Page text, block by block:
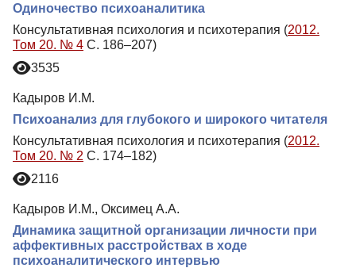
Одиночество психоаналитика
Консультативная психология и психотерапия (2012.
Том 20. № 4 С. 186–207)
3535
Кадыров И.М.
Психоанализ для глубокого и широкого читателя
Консультативная психология и психотерапия (2012.
Том 20. № 2 С. 174–182)
2116
Кадыров И.М., Оксимец А.А.
Динамика защитной организации личности при
аффективных расстройствах в ходе
психоаналитического интервью